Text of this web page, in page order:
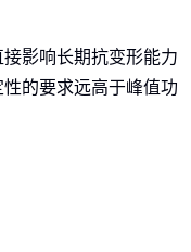
影响长期抗变形能力
的要求远高于峰值功
矿山碎石运输和农田